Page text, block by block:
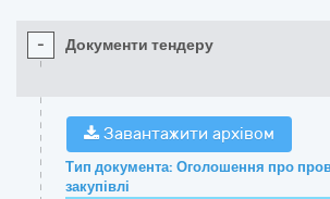
- Документи тендеру
Завантажити архівом
Тип документа: Оголошення про
закупівлі